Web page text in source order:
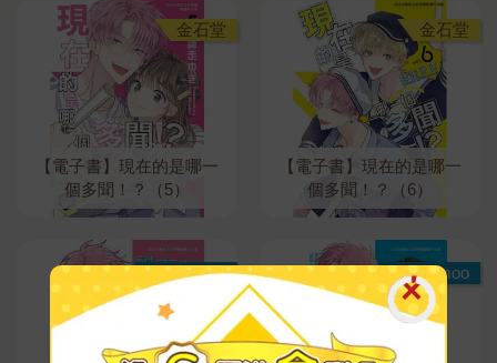
金石堂
【電子書】現在的是哪一
個多聞！？（5）
金石堂
【電子書】現在的是哪一
個多聞！？（6）
Readmoo Readmoo